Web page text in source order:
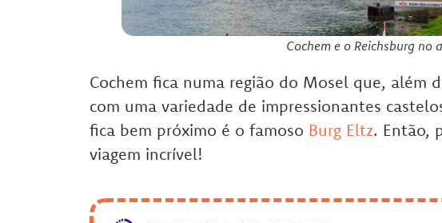
Cochem e o Reichsburg no
Cochem fica numa região do Mosel que, além
com uma variedade de impressionantes
fica bem próximo é o famoso Burg Eltz. Então,
viagem incrível!